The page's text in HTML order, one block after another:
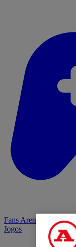
Fans Arena
Jogos